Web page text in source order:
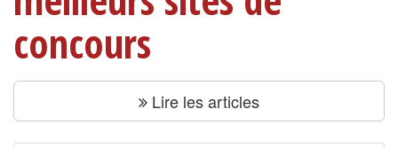
concours
Lire les articles